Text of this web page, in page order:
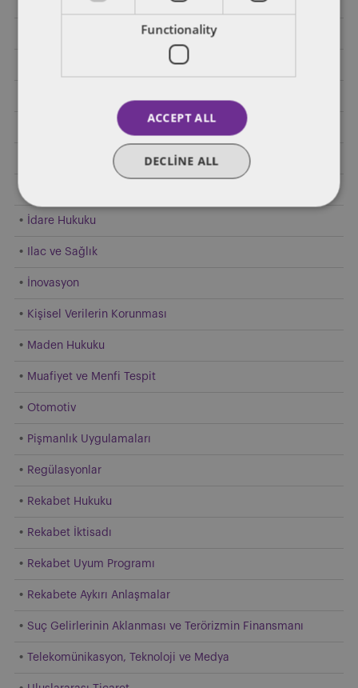
Hakim Durumun Kötüye Kullanılması
Hızlı Tüketim Malları
İdare Hukuku
Ilac ve Sağlık
İnovasyon
Kişisel Verilerin Korunması
Maden Hukuku
Muafiyet ve Menfi Tespit
Otomotiv
Pişmanlık Uygulamaları
Regülasyonlar
Rekabet Hukuku
Rekabet İktisadı
Rekabet Uyum Programı
Rekabete Aykırı Anlaşmalar
Suç Gelirlerinin Aklanması ve Terörizmin Finansmanı
Telekomünikasyon, Teknoloji ve Medya
Functionality
ACCEPT ALL
DECLINE ALL